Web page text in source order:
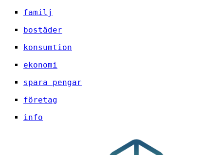
familj
bostäder
konsumtion
ekonomi
spara pengar
företag
info